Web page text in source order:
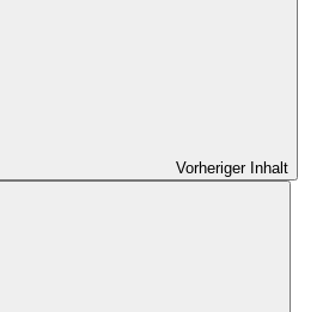
Vorheriger Inhalt